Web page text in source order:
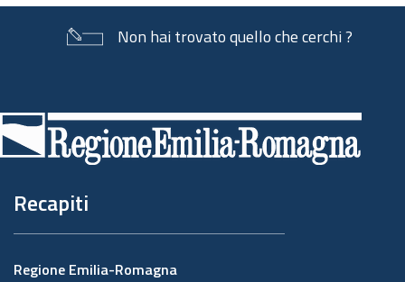
Non hai trovato quello che cerchi ?
di
pagina
Recapiti
Regione Emilia-Romagna